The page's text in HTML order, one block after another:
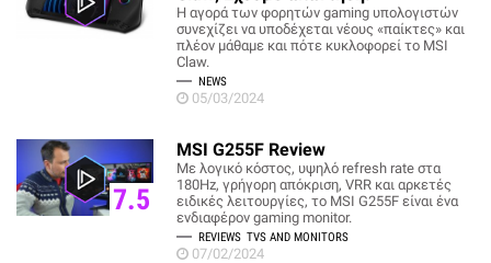
Η αγορά των φορητών gaming υπολογιστών
συνεχίζει να υποδέχεται νέους «παίκτες» και
πλέον μάθαμε και πότε κυκλοφορεί το MSI
Claw.
NEWS
05/03/2024
7.5
MSI G255F Review
Με λογικό κόστος, υψηλό refresh rate στα
180Hz, γρήγορη απόκριση, VRR και αρκετές
ειδικές λειτουργίες, το MSI G255F είναι ένα
ενδιαφέρον gaming monitor.
REVIEWS TVS AND MONITORS
07/02/2024